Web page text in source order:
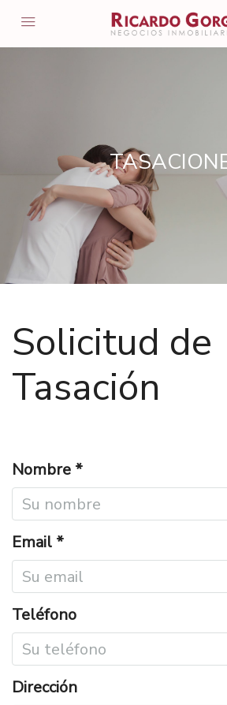
Solicitud de
Tasación
Nombre *
Email *
Teléfono
Dirección